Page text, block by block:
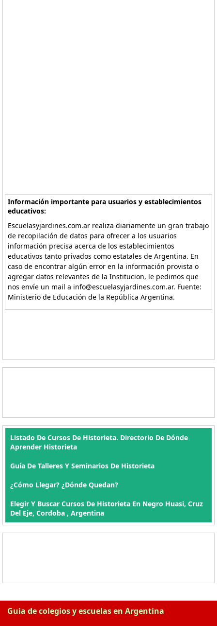
Información importante para usuarios y establecimientos
educativos:
Escuelasyjardines.com.ar realiza diariamente un gran trabajo
de recopilación de datos para ofrecer a los usuarios
información precisa acerca de los establecimientos
educativos tanto privados como estatales de Argentina. En
caso de encontrar algún error en la información provista o
agregar datos relevantes de la Institucion, le pedimos que
nos envíe un mail a info@escuelasyjardines.com.ar. Fuente:
Ministerio de Educación de la República Argentina.
Listado De Cursos De Historieta. Directorio De Dónde
Aprender Historieta
Guía De Talleres Y Seminarios De Historieta
¿Cómo Llegar? ¿Dónde Quedan?
Elegir Y Buscar Cursos De Historieta En Negro Huasi, Cruz
Del Eje, Cordoba , Argentina
Guia de colegios y escuelas en Argentina